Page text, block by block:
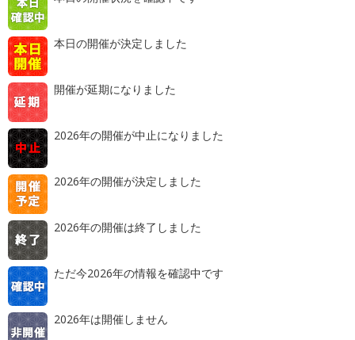
本日の開催が決定しました
開催が延期になりました
2026年の開催が中止になりました
2026年の開催が決定しました
2026年の開催は終了しました
ただ今2026年の情報を確認中です
2026年は開催しません